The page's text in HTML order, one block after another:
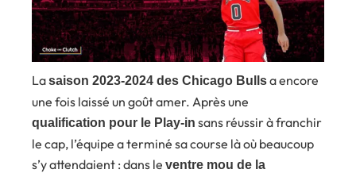
Lasaison 2023-2024 des Chicago Bullsa encore
une fois laissé un goût amer. Après une
qualification pour le Play-in sans réussir à franchir
le cap, l’équipe a terminé sa course là où beaucoup
s’y attendaient : dans le ventre mou de la